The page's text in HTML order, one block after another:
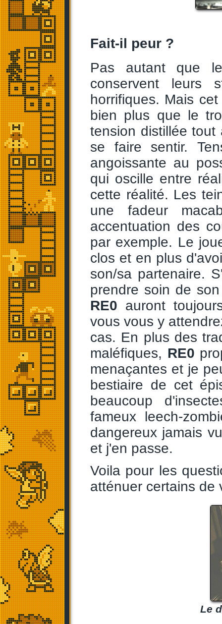
Fait-il peur ?
Pas autant que
conservent leurs
horrifiques. Mais
bien plus que le
tension distillée
se faire sentir.
angoissante au
qui oscille entre
cette réalité. Les
une fadeur
accentuation des
par exemple. Le
clos et en plus
son/sa partenaire.
prendre soin de
RE0 auront
vous vous y
cas. En plus des
maléfiques, RE0
menaçantes et je
bestiaire de cet
beaucoup
fameux leech-
dangereux jamais
et j'en passe.
Voila pour les
atténuer certains
Le